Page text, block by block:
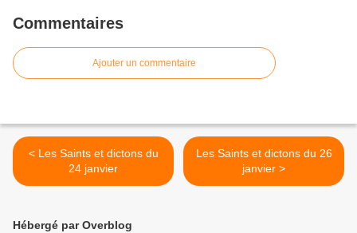
Commentaires
Ajouter un commentaire
< Les Saints et dictons du
24 janvier
Les Saints et dictons du 26
janvier >
Hébergé par Overblog